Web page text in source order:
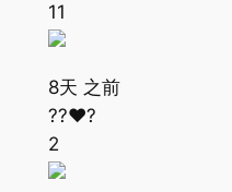
11
8天 之前
??❤?
2